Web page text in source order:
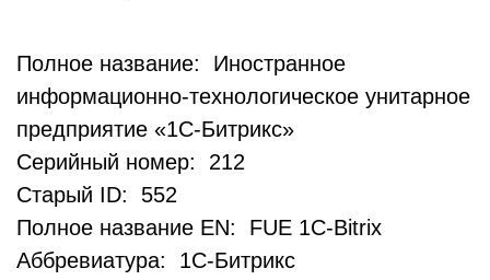
Полное название: Иностранное
информационно-технологическое унитарное
предприятие «1С-Битрикс»
Серийный номер: 212
Старый ID: 552
Полное название EN: FUE 1C-Bitrix
Аббревиатура: 1С-Битрикс